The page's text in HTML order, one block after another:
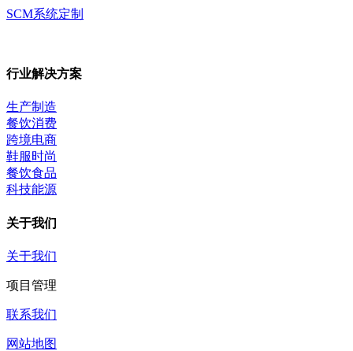
SCM系统定制
行业解决方案
生产制造
餐饮消费
跨境电商
鞋服时尚
餐饮食品
科技能源
关于我们
关于我们
项目管理
联系我们
网站地图